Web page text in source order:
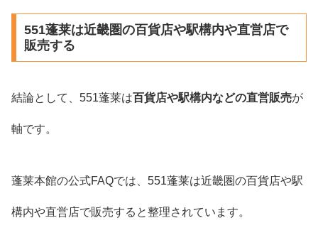
551蓬莱は近畿圏の百貨店や駅構内や直営店で
販売する
結論として、551蓬莱は百貨店や駅構内などの直営販売が
軸です。
蓬莱本館の公式FAQでは、551蓬莱は近畿圏の百貨店や駅
構内や直営店で販売すると整理されています。